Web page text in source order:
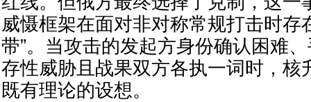
威慑框架在面对非对称常规打击时存
带”。当攻击的发起方身份确认困难
存性威胁且战果双方各执一词时，核
既有理论的设想。